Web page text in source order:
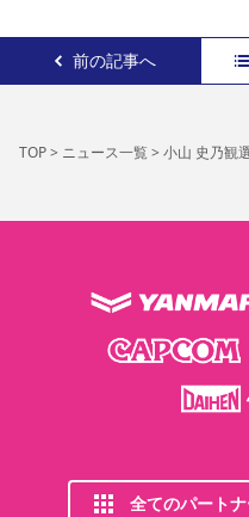
前の記事へ
TOP> ニュース一覧> 小山 史乃観
全てのパート